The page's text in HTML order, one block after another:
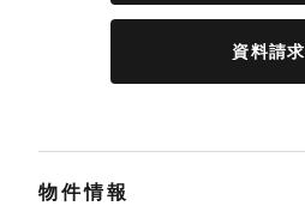
資料請求
物件情報